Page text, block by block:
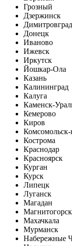
Грозный
Дзержинск
Димитровград
Донецк
Иваново
Ижевск
Иркутск
Йошкар-Ола
Казань
Калининград
Калуга
Каменск-
Кемерово
Киров
Кострома
Краснодар
Красноярск
Курган
Курск
Липецк
Луганск
Магадан
Магнитогорск
Махачкала
Мурманск
Набережные